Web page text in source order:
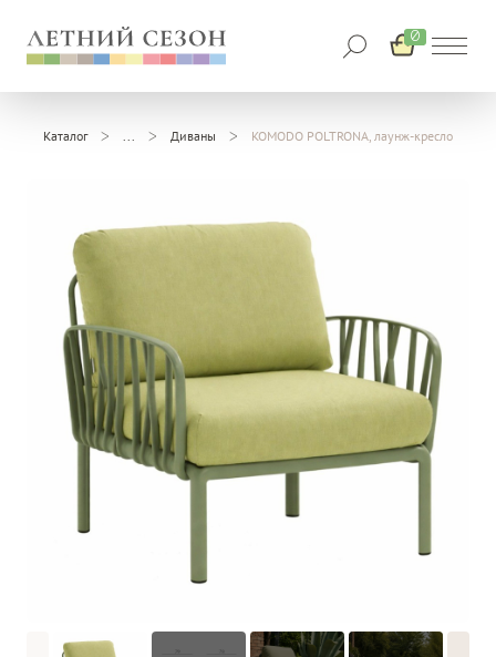
0
Каталог Диваны KOMODO POLTRONA, лаунж-кресло